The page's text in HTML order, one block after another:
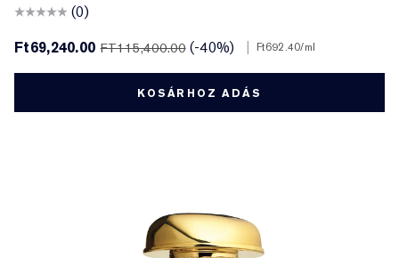
(0)
Ft69,240.00FT115,400.00 (-40%) Ft692.40/ml
KOSÁRHOZ ADÁS